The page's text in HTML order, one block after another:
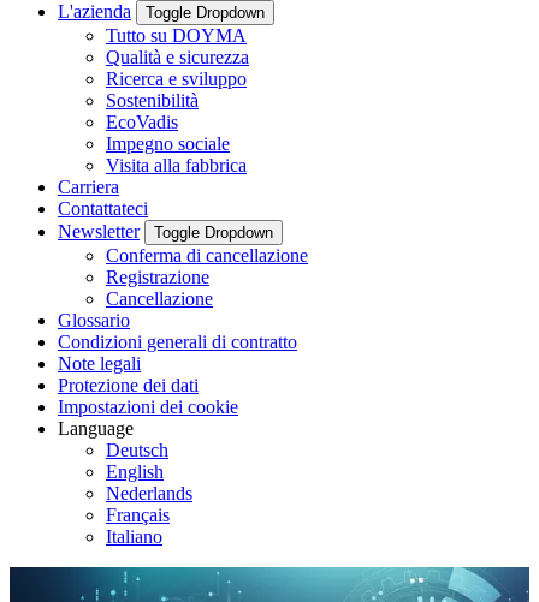
L'azienda
Toggle Dropdown
Tutto su DOYMA
Qualità e sicurezza
Ricerca e sviluppo
Sostenibilità
EcoVadis
Impegno sociale
Visita alla fabbrica
Carriera
Contattateci
Newsletter
Toggle Dropdown
Conferma di cancellazione
Registrazione
Cancellazione
Glossario
Condizioni generali di contratto
Note legali
Protezione dei dati
Impostazioni dei cookie
Language
Deutsch
English
Nederlands
Français
Italiano